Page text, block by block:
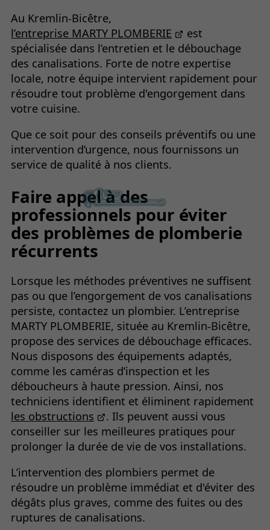
Au Kremlin-Bicêtre,
l’entreprise MARTY PLOMBERIE
est
spécialisée dans l’entretien et le débouchage
des canalisations. Forte de notre expertise
locale, notre équipe intervient rapidement pour
résoudre tout problème d'engorgement dans
votre cuisine.
Que ce soit pour des conseils préventifs ou une
intervention d’urgence, nous fournissons un
service de qualité à nos clients.
Faire appel à des
professionnels pour éviter
des problèmes de plomberie
récurrents
Lorsque les méthodes préventives ne suffisent
pas ou que l’engorgement de vos canalisations
persiste, contactez un plombier. L’entreprise
MARTY PLOMBERIE, située au Kremlin-Bicêtre,
propose des services de débouchage efficaces.
Nous disposons des équipements adaptés,
comme les caméras d’inspection et les
déboucheurs à haute pression. Ainsi, nos
techniciens identifient et éliminent rapidement
les obstructions
. Ils peuvent aussi vous
conseiller sur les meilleures pratiques pour
prolonger la durée de vie de vos installations.
L’intervention des plombiers permet de
résoudre un problème immédiat et d'éviter des
dégâts plus graves, comme des fuites ou des
ruptures de canalisations.